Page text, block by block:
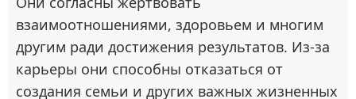
взаимоотношениями, здоровьем и многим
другим ради достижения результатов. Из-за
карьеры они способны отказаться от
создания семьи и других важных жизненных